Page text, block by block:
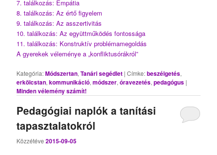
7. találkozás: Empátia
8. találkozás: Az értő figyelem
9. találkozás: Az asszertivitás
10. találkozás: Az együttműködés fontossága
11. találkozás: Konstruktív problémamegoldás
A gyerekek véleménye a „konfliktusórákról”
Kategória:Módszertan,Tanári segédlet |Címke:beszélgetés,
erkölcstan,kommunikáció,módszer,óravezetés,pedagógus |
Minden vélemény számít!
Pedagógiai naplók a tanítási
tapasztalatokról
Közzétéve2015-09-05